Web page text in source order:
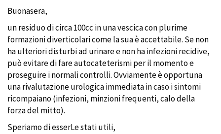
Buonasera,
un residuo di circa 100cc in una vescica con plurime
formazioni diverticolari come la sua è accettabile. Se non
ha ulteriori disturbi ad urinare e non ha infezioni recidive,
può evitare di fare autocateterismi per il momento e
proseguire i normali controlli. Ovviamente è opportuna
una rivalutazione urologica immediata in caso i sintomi
ricompaiano (infezioni, minzioni frequenti, calo della
forza del mitto).
Speriamo di esserLe stati utili,